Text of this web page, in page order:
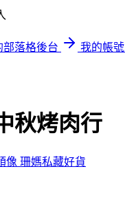
部落格後台
我的帳號
秋烤肉行
珊媽私藏好貨